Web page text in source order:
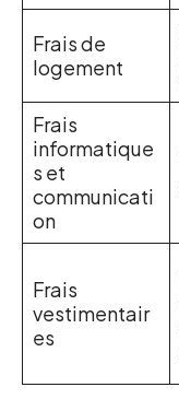
Frais de
logement
Frais
informatique
s et
communicati
on
Frais
vestimentair
es